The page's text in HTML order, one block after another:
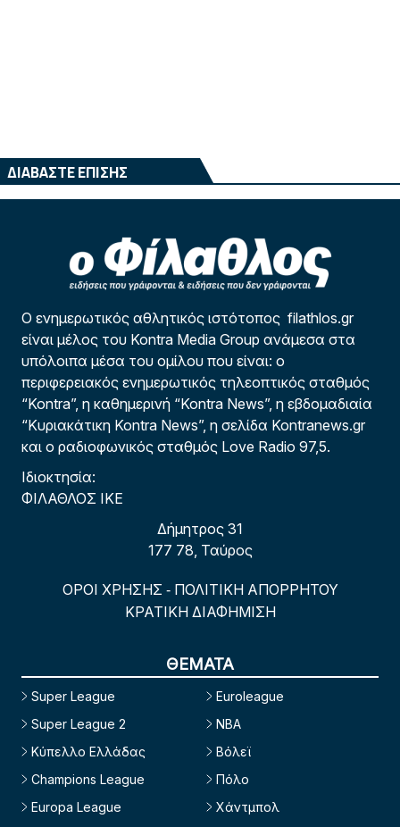
ΔΙΑΒΑΣΤΕ ΕΠΙΣΗΣ
Ο ενημερωτικός αθλητικός ιστότοπος filathlos.gr
είναι μέλος του Kontra Media Group ανάμεσα στα
υπόλοιπα μέσα του ομίλου που είναι: ο
περιφερειακός ενημερωτικός τηλεοπτικός σταθμός
“Kontra”, η καθημερινή “Kontra News”, η εβδομαδιαία
“Κυριακάτικη Kontra News”, η σελίδα Kontranews.gr
και ο ραδιοφωνικός σταθμός Love Radio 97,5.
Ιδιοκτησία:
ΦΙΛΑΘΛΟΣ ΙΚΕ
Δήμητρος 31
177 78, Ταύρος
ΟΡΟΙ ΧΡΗΣΗΣ - ΠΟΛΙΤΙΚΗ ΑΠΟΡΡΗΤΟΥ
ΚΡΑΤΙΚΗ ΔΙΑΦΗΜΙΣΗ
ΘΕΜΑΤΑ
Super League
Super League 2
Κύπελλο Ελλάδας
Champions League
Europa League
Euroleague
NBA
Βόλεϊ
Πόλο
Χάντμπολ